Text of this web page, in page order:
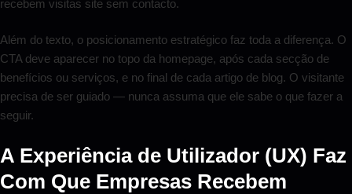
recebem visitas site sem contacto.
Além do texto, o posicionamento estratégico faz toda a diferença. O
CTA deve aparecer no topo da homepage, após cada secção de
benefícios ou serviços, e no final de cada artigo de blog. O visitante
precisa de ser guiado — nunca assuma que ele sabe o que fazer a
seguir.
A Experiência de Utilizador (UX) Faz
Com Que Empresas Recebem